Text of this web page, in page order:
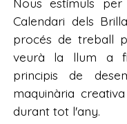
Calendari dels
procés de treball
veurà la llum a
principis de
maquinària
durant tot l'any.